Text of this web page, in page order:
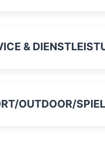
&
OUTDOOR/